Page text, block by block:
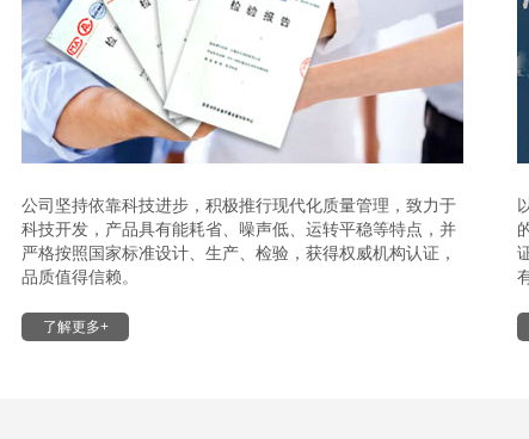
公司坚持依靠科技进步，积极推行现代化质量管理，致力于
科技开发，产品具有能耗省、噪声低、运转平稳等特点，并
严格按照国家标准设计、生产、检验，获得权威机构认证，
品质值得信赖。
了解更多+